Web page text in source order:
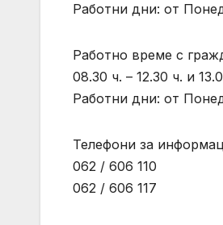
Работни дни: от
Работно време с
08.30 ч. – 12.30 ч. и
Работни дни: от
Телефони за
062 / 606 110
062 / 606 117